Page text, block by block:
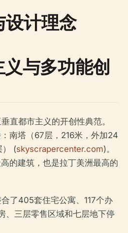
计理念
与多功能创
直都市主义的开创性典范。
南塔（67层，216米，外加24
） (skyscrapercenter.com)。
的建筑，也是拉丁美洲最高的
了405套住宅公寓、117个办
、三层零售区域和七层地下停